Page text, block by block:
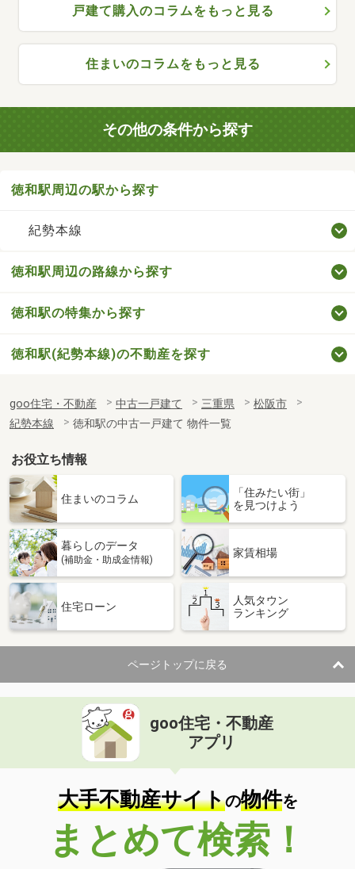
戸建て購入のコラムをもっと見る
住まいのコラムをもっと見る
その他の条件から探す
徳和駅周辺の駅から探す
紀勢本線
徳和駅周辺の路線から探す
徳和駅の特集から探す
徳和駅(紀勢本線)の不動産を探す
goo住宅・不動産 中古一戸建て 三重県
松阪市
紀勢本線
徳和駅の中古一戸建て 物件一覧
お役立ち情報
住まいのコラム
「住みたい街」
を見つけよう
暮らしのデータ
(補助金・助成金情報)
家賃相場
住宅ローン
人気タウン
ランキング
ページトップに戻る
goo住宅・不動産
アプリ
大手不動産サイトの物件を
まとめて検索！